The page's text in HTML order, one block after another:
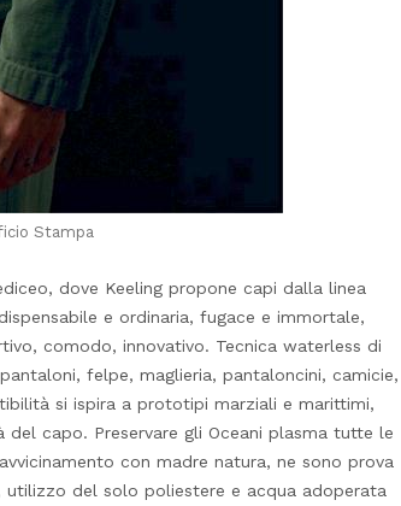
Stampa
dove Keeling propone capi dalla linea
e ordinaria, fugace e immortale,
comodo, innovativo. Tecnica waterless di
felpe, maglieria, pantaloncini, camicie,
si ispira a prototipi marziali e marittimi,
capo. Preservare gli Oceani plasma tutte le
con madre natura, ne sono prova
del solo poliestere e acqua adoperata